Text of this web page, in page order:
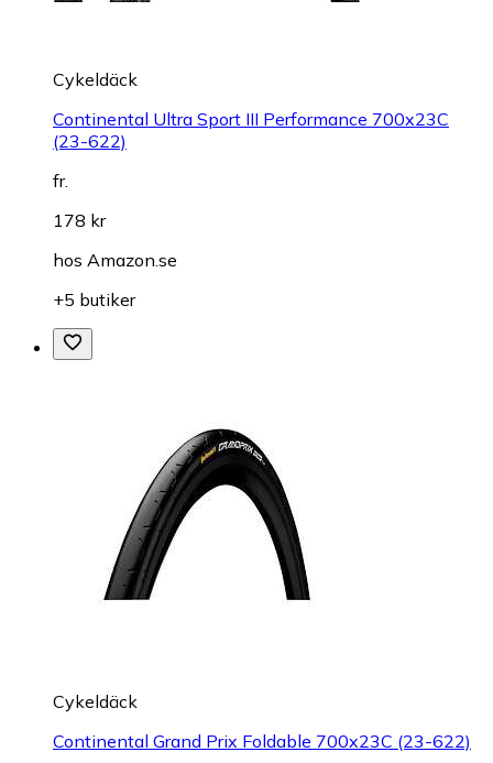
Cykeldäck
Continental Ultra Sport III Performance 700x23C
(23-622)
fr.
178 kr
hos Amazon.se
+5 butiker
Cykeldäck
Continental Grand Prix Foldable 700x23C (23-622)